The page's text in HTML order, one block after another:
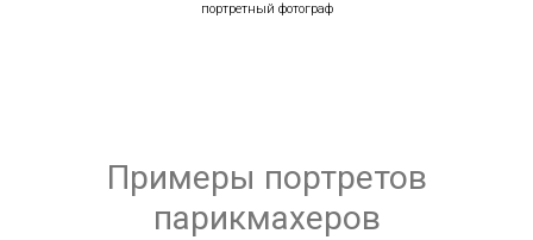
портретный фотограф
Примеры портретов
парикмахеров